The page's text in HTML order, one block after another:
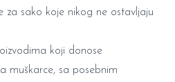
za sako koje nikog ne ostavljaju
koji donose
muškarce, sa posebnim